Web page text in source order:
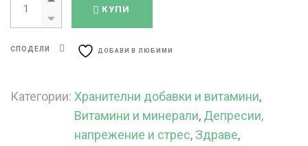
КУПИ
СПОДЕЛИ ДОБАВИ В ЛЮБИМИ
Категории: Хранителни добавки и витамини,
Витамини и минерали, Депресии,
напрежение и стрес, Здраве,